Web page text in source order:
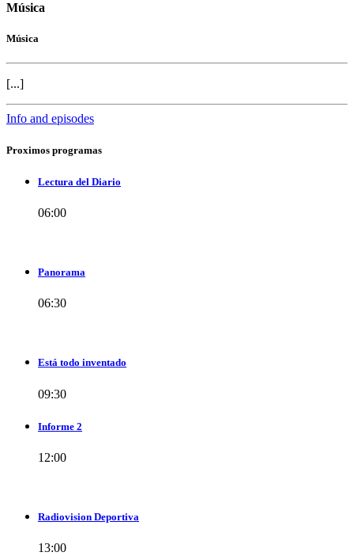
Música
Música
[...]
Info and episodes
Proximos programas
Lectura del Diario
06:00
Panorama
06:30
Está todo inventado
09:30
Informe 2
12:00
Radiovision Deportiva
13:00